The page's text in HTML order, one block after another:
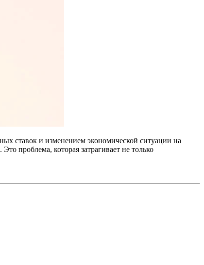
ставок и изменением экономической ситуации на
проблема, которая затрагивает не только